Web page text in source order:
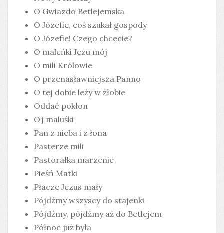
O Gwiazdo Betlejemska
O Józefie, coś szukał gospody
O Józefie! Czego chcecie?
O maleńki Jezu mój
O mili Królowie
O przenasławniejsza Panno
O tej dobie leży w żłobie
Oddać pokłon
Oj maluśki
Pan z nieba i z łona
Pasterze mili
Pastorałka marzenie
Pieśń Matki
Płacze Jezus mały
Pójdźmy wszyscy do stajenki
Pójdźmy, pójdźmy aż do Betlejem
Północ już była